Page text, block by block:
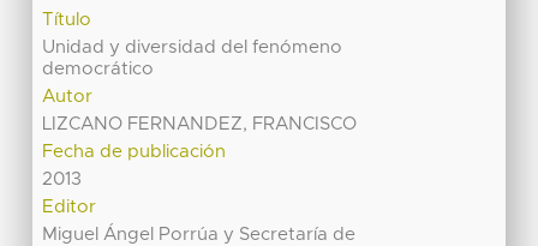
Título
Unidad y diversidad del fenómeno
democrático
Autor
LIZCANO FERNANDEZ, FRANCISCO
Fecha de publicación
2013
Editor
Miguel Ángel Porrúa y Secretaría de